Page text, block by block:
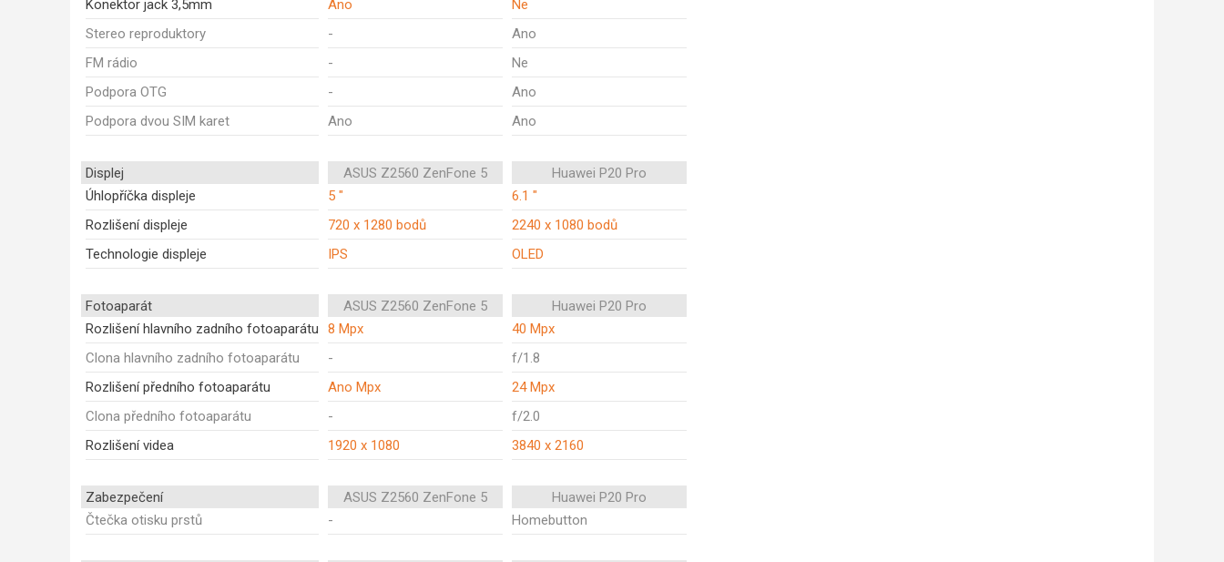
Konektor jack 3,5mm
Ano
Ne
Stereo reproduktory
-
Ano
FM rádio
-
Ne
Podpora OTG
-
Ano
Podpora dvou SIM karet
Ano Ano
Displej ASUS Z2560 ZenFone 5
Huawei P20 Pro
Úhlopříčka displeje
5 "
6.1 "
Rozlišení displeje
720 x 1280 bodů
2240 x 1080 bodů
Technologie displeje
IPS OLED
Fotoaparát ASUS Z2560 ZenFone 5
Huawei P20 Pro
Rozlišení hlavního zadního fotoaparátu
8 Mpx
40 Mpx
Clona hlavního zadního fotoaparátu
-
f/1.8
Rozlišení předního fotoaparátu
Ano Mpx
24 Mpx
Clona předního fotoaparátu
-
f/2.0
Rozlišení videa
1920 x 1080 3840 x 2160
Zabezpečení ASUS Z2560 ZenFone 5
Huawei P20 Pro
Čtečka otisku prstů
- Homebutton